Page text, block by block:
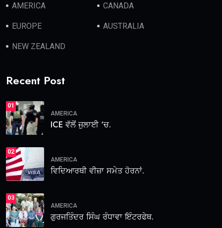
AMERICA CANADA
EUROPE AUSTRALIA
NEW ZEALAND
Recent Post
01
AMERICA
ICE ਵੱਲੋਂ ਜੁਲਾਈ ‘ਚ.
02
AMERICA
ਵਿਦਿਆਰਥੀ ਵੀਜ਼ਾ ਸਮੇਤ ਹੋਰਨਾਂ.
03
AMERICA
ਗੁਰਜਤਿੰਦਰ ਸਿੰਘ ਰੰਧਾਵਾ ਇੰਟਰਫੇਥ.